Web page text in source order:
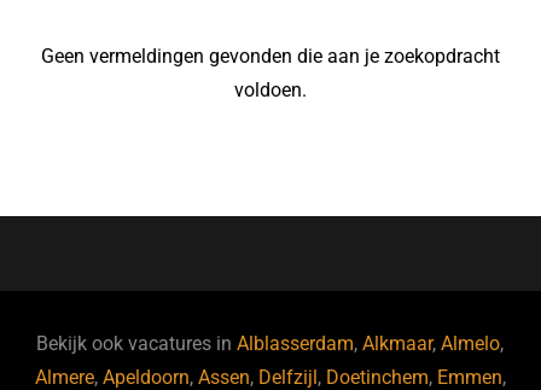
Geen vermeldingen gevonden die aan je zoekopdracht
voldoen.
Bekijk ook vacatures inAlblasserdam,Alkmaar,Almelo,
Almere, Apeldoorn, Assen, Delfzijl , Doetinchem, Emmen,